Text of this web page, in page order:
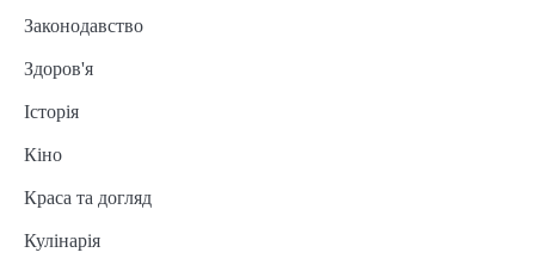
Законодавство
Здоров'я
Історія
Кіно
Краса та догляд
Кулінарія